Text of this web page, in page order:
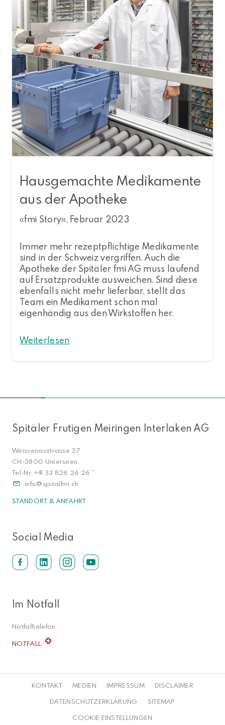
Hausgemachte Medikamente
aus der Apotheke
«fmi Story», Februar 2023
Immer mehr rezeptpflichtige Medikamente
sind in der Schweiz vergriffen. Auch die
Apotheke der Spitäler fmi AG muss laufend
auf Ersatzprodukte ausweichen. Sind diese
ebenfalls nicht mehr lieferbar, stellt das
Team ein Medikament schon mal
eigenhändig aus den Wirkstoffen her.
Weiterlesen
Spitäler Frutigen Meiringen Interlaken AG
Weissenaustrasse 27
CH-3800 Unterseen
Tel-Nr. +41 33 826 26 26 *
info
spitalfmi.ch
STANDORT & ANFAHRT
Social Media
Im Notfall
Notfalltelefon
NOTFALL
KONTAKT MEDIEN IMPRESSUM
DISCLAIMER
DATENSCHUTZERKLÄRUNG
SITEMAP
COOKIE EINSTELLUNGEN